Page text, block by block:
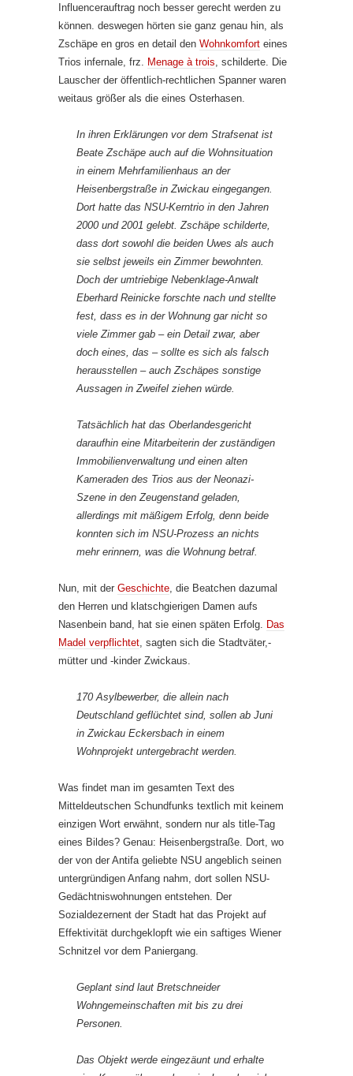
Influencerauftrag noch besser gerecht werden zu
können. deswegen hörten sie ganz genau hin, als
Zschäpe en gros en detail den Wohnkomfort eines
Trios infernale, frz. Menage à trois , schilderte. Die
Lauscher der öffentlich-rechtlichen Spanner waren
weitaus größer als die eines Osterhasen.
In ihren Erklärungen vor dem Strafsenat ist
Beate Zschäpe auch auf die Wohnsituation
in einem Mehrfamilienhaus an der
Heisenbergstraße in Zwickau eingegangen.
Dort hatte das NSU-Kerntrio in den Jahren
2000 und 2001 gelebt. Zschäpe schilderte,
dass dort sowohl die beiden Uwes als auch
sie selbst jeweils ein Zimmer bewohnten.
Doch der umtriebige Nebenklage-Anwalt
Eberhard Reinicke forschte nach und stellte
fest, dass es in der Wohnung gar nicht so
viele Zimmer gab – ein Detail zwar, aber
doch eines, das – sollte es sich als falsch
herausstellen – auch Zschäpes sonstige
Aussagen in Zweifel ziehen würde.
Tatsächlich hat das Oberlandesgericht
daraufhin eine Mitarbeiterin der zuständigen
Immobilienverwaltung und einen alten
Kameraden des Trios aus der Neonazi-
Szene in den Zeugenstand geladen,
allerdings mit mäßigem Erfolg, denn beide
konnten sich im NSU-Prozess an nichts
mehr erinnern, was die Wohnung betraf.
Nun, mit der Geschichte , die Beatchen dazumal
den Herren und klatschgierigen Damen aufs
Nasenbein band, hat sie einen späten Erfolg. Das
Madel verpflichtet , sagten sich die Stadtväter,-
mütter und -kinder Zwickaus.
170 Asylbewerber, die allein nach
Deutschland geflüchtet sind, sollen ab Juni
in Zwickau Eckersbach in einem
Wohnprojekt untergebracht werden.
Was findet man im gesamten Text des
Mitteldeutschen Schundfunks textlich mit keinem
einzigen Wort erwähnt, sondern nur als title-Tag
eines Bildes? Genau: Heisenbergstraße. Dort, wo
der von der Antifa geliebte NSU angeblich seinen
untergründigen Anfang nahm, dort sollen NSU-
Gedächtniswohnungen entstehen. Der
Sozialdezernent der Stadt hat das Projekt auf
Effektivität durchgeklopft wie ein saftiges Wiener
Schnitzel vor dem Paniergang.
Geplant sind laut Bretschneider
Wohngemeinschaften mit bis zu drei
Personen.
Das Objekt werde eingezäunt und erhalte